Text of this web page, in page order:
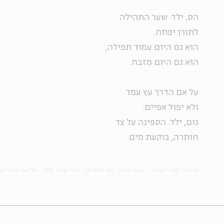
הס, ילד. שער התהילה
לתורן יפתח.
הוא גם היום עמוד תפילה,
הוא גם היום מזבח.
על אם הדרך עץ עמד
ולא יפול אפיים.
נום, ילד. הספינה על צד
חותרה, בוקעת מים.